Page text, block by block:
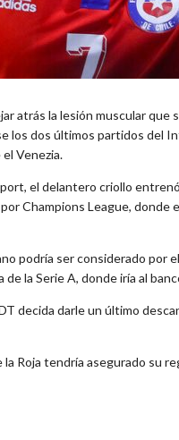
atrás la lesión muscular
los dos últimos partidos del
Venezia.
el delantero criollo
Champions League, donde
podría ser considerado por
de la Serie A, donde iría al
decida darle un último
Roja tendría asegurado su